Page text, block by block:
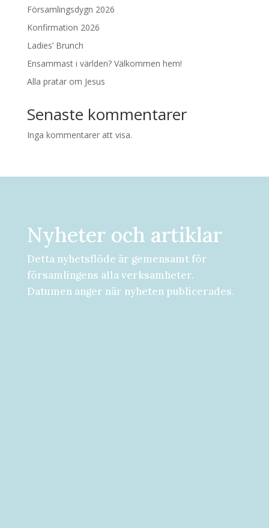
Församlingsdygn 2026
Konfirmation 2026
Ladies’ Brunch
Ensammast i världen? Välkommen hem!
Alla pratar om Jesus
Senaste kommentarer
Inga kommentarer att visa.
Nyheter och artiklar
Detta nyhetsflöde är gemensamt för
församlingens alla verksamheter.
Datumen anger när nyheten publicerades.